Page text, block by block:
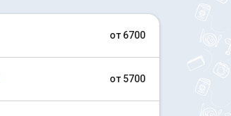
от 6700
от 5700